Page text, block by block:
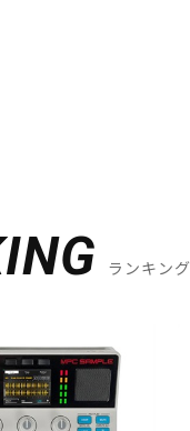
ランキング